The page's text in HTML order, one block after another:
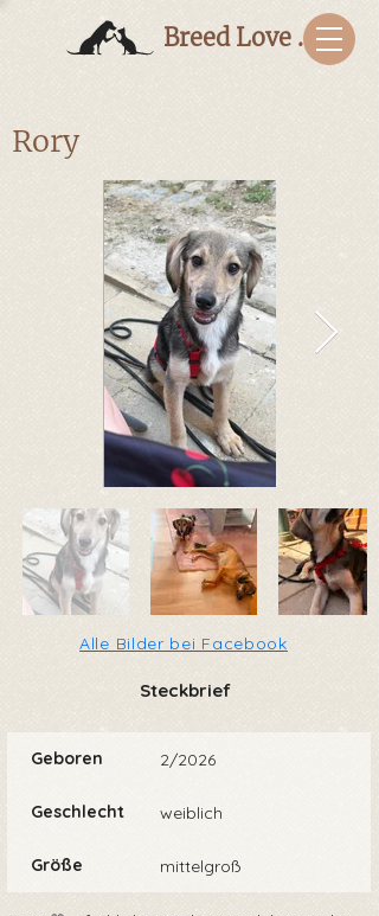
Breed Love Bulgaria
Rory
Alle Bilder bei Facebook
Steckbrief
Geboren 2/2026
Geschlecht weiblich
Größe mittelgroß